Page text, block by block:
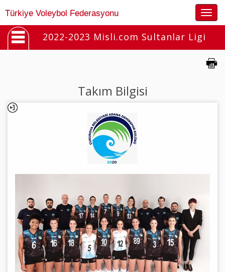
Türkiye Voleybol Federasyonu
2022-2023 Misli.com Sultanlar Ligi
Takım Bilgisi